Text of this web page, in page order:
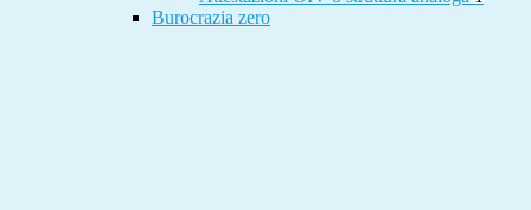
Burocrazia zero